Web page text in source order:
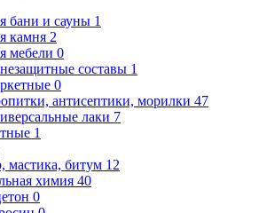
бани и сауны 1
камня 2
мебели 0
составы 1
0
антисептики, морилки 47
лаки 7
1
мастика, битум 12
химия 40
0